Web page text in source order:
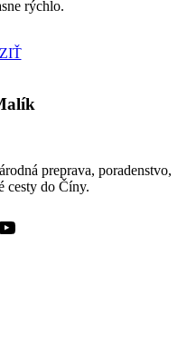
rýchlo.
preprava, poradenstvo,
cesty do Číny.